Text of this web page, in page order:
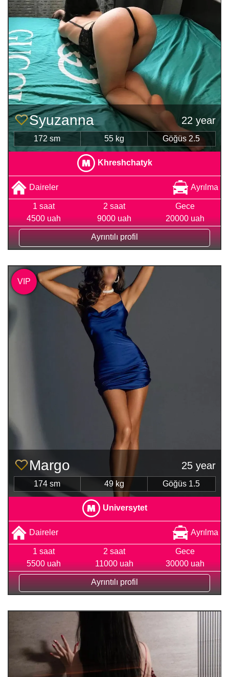
Syuzanna 22 year
172 sm 55 kg Göğüs 2.5
Khreshchatyk
Daireler Ayrılma
1 saat
4500 uah
2 saat
9000 uah
Gece
20000 uah
Ayrıntılı profil
Margo 25 year
174 sm 49 kg Göğüs 1.5
Universytet
Daireler Ayrılma
1 saat
5500 uah
2 saat
11000 uah
Gece
30000 uah
Ayrıntılı profil
VIP